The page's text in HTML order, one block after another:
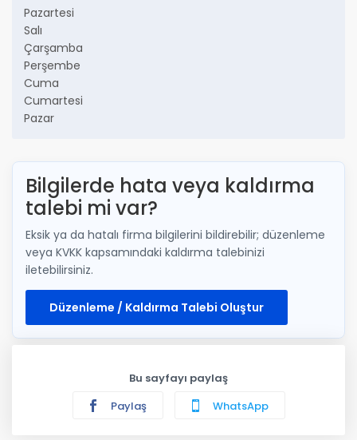
Pazartesi
Salı
Çarşamba
Perşembe
Cuma
Cumartesi
Pazar
Bilgilerde hata veya kaldırma
talebi mi var?
Eksik ya da hatalı firma bilgilerini bildirebilir; düzenleme
veya KVKK kapsamındaki kaldırma talebinizi
iletebilirsiniz.
Düzenleme / Kaldırma Talebi Oluştur
Bu sayfayı paylaş
Paylaş
WhatsApp